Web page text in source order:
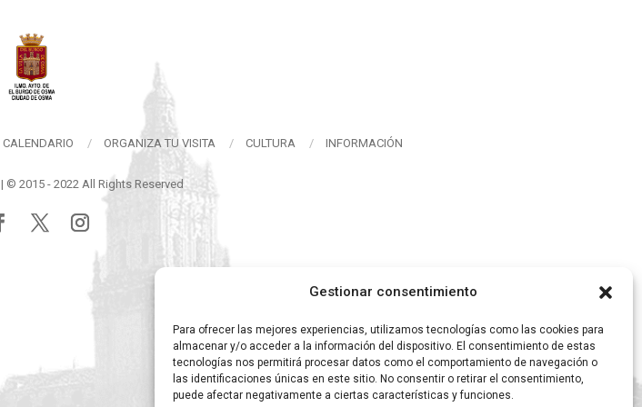
Gestionar consentimiento
Para ofrecer las mejores experiencias, utilizamos tecnologías como las cookies para
almacenar y/o acceder a la información del dispositivo. El consentimiento de estas
tecnologías nos permitirá procesar datos como el comportamiento de navegación o
las identificaciones únicas en este sitio. No consentir o retirar el consentimiento,
puede afectar negativamente a ciertas características y funciones.
CALENDARIO ORGANIZA TU VISITA CULTURA INFORMACIÓN
| © 2015 - 2022 All Rights Reserved